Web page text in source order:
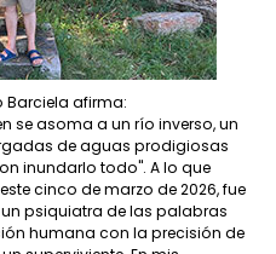
Barciela afirma:
se asoma a un río inverso, un
de aguas prodigiosas
inundarlo todo". A lo que
cinco de marzo de 2026, fue
psiquiatra de las palabras
humana con la precisión de